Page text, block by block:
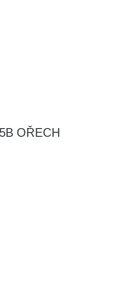
OŘECH